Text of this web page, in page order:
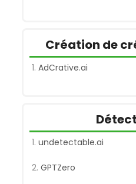
Création de
AdCrative.ai
undetectable.ai
GPTZero